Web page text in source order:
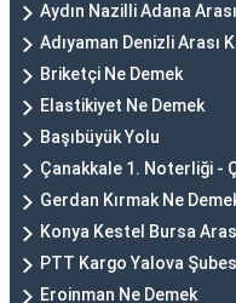
Aydın Nazilli Adana
Adıyaman Denizli Arası
Briketçi Ne Demek
Elastikiyet Ne Demek
Başıbüyük Yolu
Çanakkale 1. Noterliği -
Gerdan Kırmak Ne
Konya Kestel Bursa
PTT Kargo Yalova
Eroinman Ne Demek